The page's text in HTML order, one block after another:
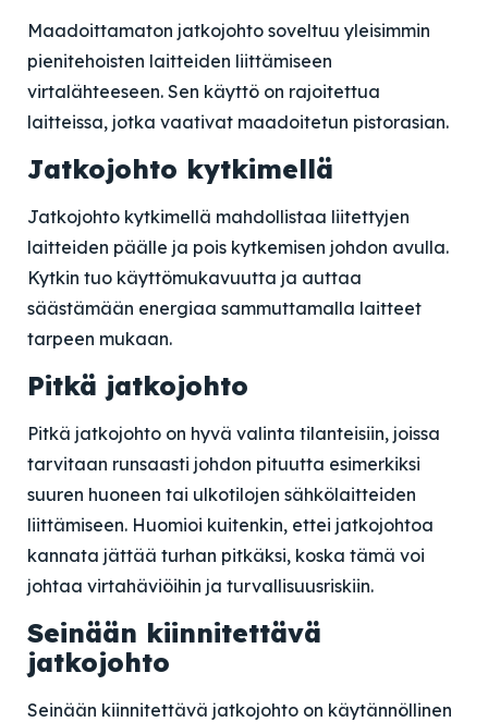
Maadoittamaton jatkojohto soveltuu yleisimmin
pienitehoisten laitteiden liittämiseen
virtalähteeseen. Sen käyttö on rajoitettua
laitteissa, jotka vaativat maadoitetun pistorasian.
Jatkojohto kytkimellä
Jatkojohto kytkimellä mahdollistaa liitettyjen
laitteiden päälle ja pois kytkemisen johdon avulla.
Kytkin tuo käyttömukavuutta ja auttaa
säästämään energiaa sammuttamalla laitteet
tarpeen mukaan.
Pitkä jatkojohto
Pitkä jatkojohto on hyvä valinta tilanteisiin, joissa
tarvitaan runsaasti johdon pituutta esimerkiksi
suuren huoneen tai ulkotilojen sähkölaitteiden
liittämiseen. Huomioi kuitenkin, ettei jatkojohtoa
kannata jättää turhan pitkäksi, koska tämä voi
johtaa virtahäviöihin ja turvallisuusriskiin.
Seinään kiinnitettävä
jatkojohto
Seinään kiinnitettävä jatkojohto on käytännöllinen